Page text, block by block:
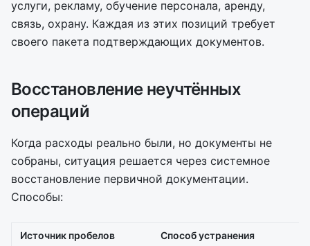
услуги, рекламу, обучение персонала, аренду,
связь, охрану. Каждая из этих позиций требует
своего пакета подтверждающих документов.
Восстановление неучтённых
операций
Когда расходы реально были, но документы не
собраны, ситуация решается через системное
восстановление первичной документации.
Способы:
Источник пробелов Способ устранения